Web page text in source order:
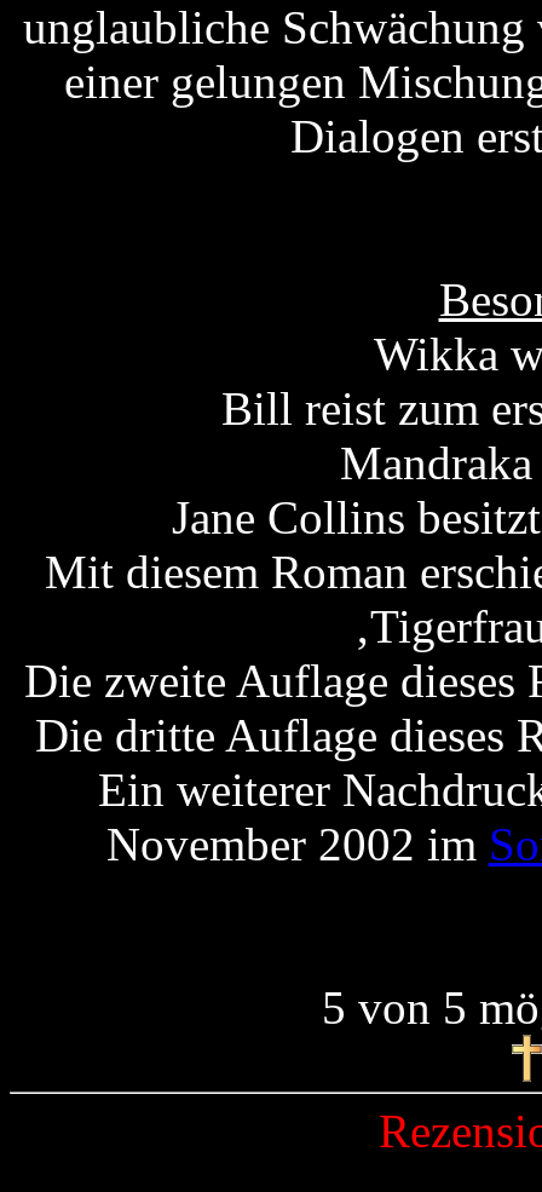
unglaubliche
einer gelungen
Dialogen
Wikka
Bill reist zum
Jane Collins
Mit diesem Roman
Die zweite Auflage dieses
Die dritte Auflage dieses
Ein weiterer
November 2002 im
5 von 5